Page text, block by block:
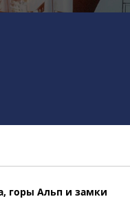
горы Альп и замки